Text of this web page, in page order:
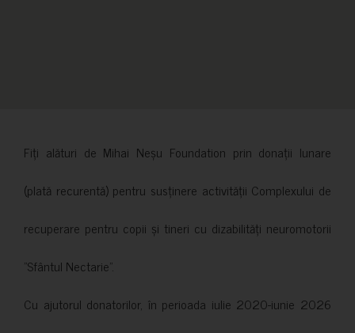
Fiți alături de Mihai Neșu Foundation prin donații lunare
(plată recurentă) pentru susținere activității Complexului de
recuperare pentru copii și tineri cu dizabilități neuromotorii
”Sfântul Nectarie”.
Cu ajutorul donatorilor, în perioada iulie 2020-iunie 2026